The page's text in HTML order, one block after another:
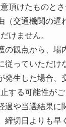
頂けたものとさ
（交通機関の遅
けません。
の観点から、場
従っていただけ
発生した場合、
する可能性が
過や当選結果に
締切日よりも早